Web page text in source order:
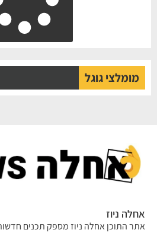
מומלצי גוגל
ניוז
התוכן אחלה ניוז מספק תכנים חדשותיים